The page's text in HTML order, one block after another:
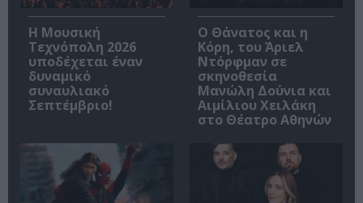
Η Μουσική
Τεχνόπολη 2026
υποδέχεται έναν
δυναμικό
συναυλιακό
Σεπτέμβριο!
Ο Θάνατος και η
Κόρη, του Άριελ
Ντόρφμαν σε
σκηνοθεσία
Μανώλη Δούνια και
Αιμίλιου Χειλάκη
στο Θέατρο Αθηνών